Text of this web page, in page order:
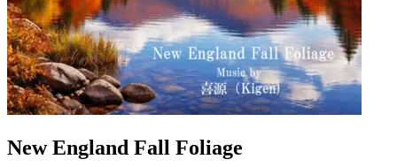
New England Fall Foliage